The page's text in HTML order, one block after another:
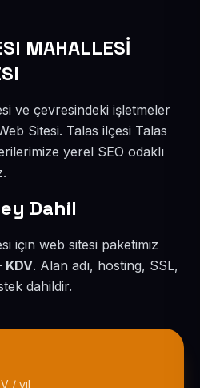
MAHALLESİ
ve çevresindeki işletmeler
Sitesi. Talas ilçesi Talas
yerel SEO odaklı
Dahil
için web sitesi paketimiz
KDV. Alan adı, hosting, SSL,
dahildir.
/ yıl